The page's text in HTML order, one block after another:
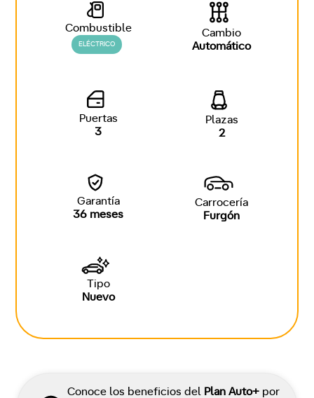
Combustible
ELÉCTRICO
Cambio
Automático
Puertas
3
Plazas
2
Garantía
36 meses
Carrocería
Furgón
Tipo
Nuevo
Conoce los beneficios del Plan Auto+ por